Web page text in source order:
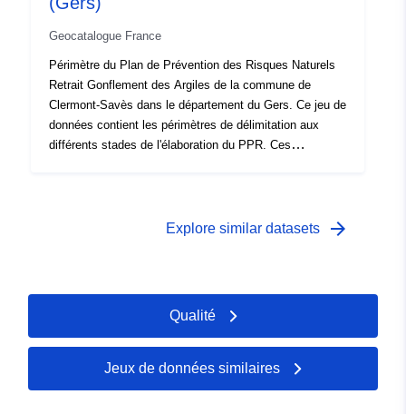
Geocatalogue France
Périmètre du Plan de Prévention des Risques Naturels
Retrait Gonflement des Argiles de la commune de
Clermont-Savès dans le département du Gers. Ce jeu de
données contient les périmètres de délimitation aux
différents stades de l'élaboration du PPR. Ces
prescrit figurant dans l'arrêté de prescription d'un PPR ;-
Explore similar datasets arrow_forward
Qualité
Jeux de données similaires